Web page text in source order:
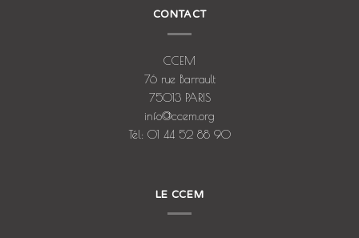
CONTACT
CCEM
76 rue Barrault
75013 PARIS
info@ccem.org
Tél: 01 44 52 88 90
LE CCEM